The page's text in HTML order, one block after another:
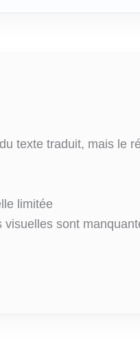
texte traduit, mais le
limitée
sont